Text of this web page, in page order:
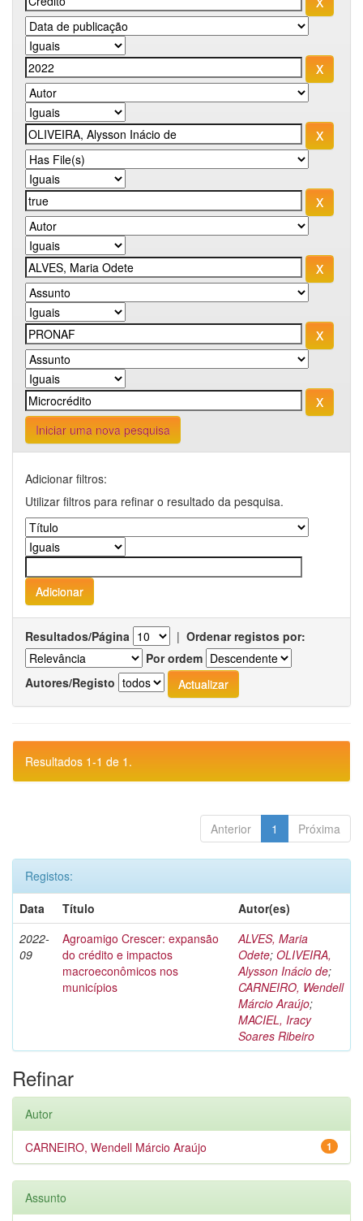
Iniciar uma nova pesquisa
Adicionar filtros:
Utilizar filtros para refinar o resultado da pesquisa.
Resultados/Página | Ordenar registos por:
Por ordem
Autores/Registo
Resultados 1-1 de 1.
Anterior 1 Próxima
Registos:
Data
Título
Autor(es)
2022-
09
Agroamigo Crescer: expansão
do crédito e impactos
macroeconômicos nos
municípios
ALVES, Maria
Odete; OLIVEIRA,
Alysson Inácio de;
CARNEIRO, Wendell
Márcio Araújo;
MACIEL, Iracy
Soares Ribeiro
Refinar
Autor
1
CARNEIRO, Wendell Márcio Araújo
Assunto